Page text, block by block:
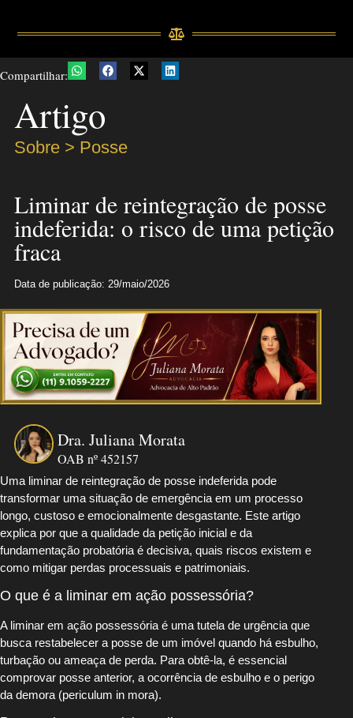
Compartilhar:
Artigo
Sobre > Posse
Liminar de reintegração de posse
indeferida: o risco de uma petição
fraca
Data de publicação: 29/maio/2026
Dra. Juliana Morata
OAB nº 452157
Uma liminar de reintegração de posse indeferida pode
transformar uma situação de emergência em um processo
longo, custoso e emocionalmente desgastante. Este artigo
explica por que a qualidade da petição inicial e da
fundamentação probatória é decisiva, quais riscos existem e
como mitigar perdas processuais e patrimoniais.
O que é a liminar em ação possessória?
A liminar em ação possessória é uma tutela de urgência que
busca restabelecer a posse de um imóvel quando há esbulho,
turbação ou ameaça de perda. Para obtê-la, é essencial
comprovar posse anterior, a ocorrência de esbulho e o perigo
da demora (periculum in mora).